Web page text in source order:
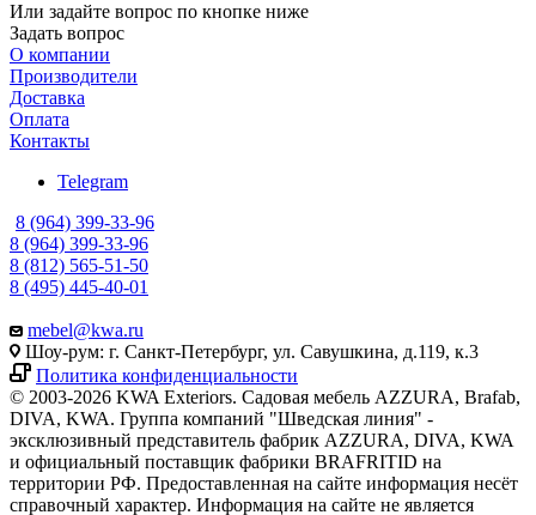
Или задайте вопрос по кнопке ниже
Задать вопрос
О компании
Производители
Доставка
Оплата
Контакты
Telegram
8 (964) 399-33-96
8 (964) 399-33-96
8 (812) 565-51-50
8 (495) 445-40-01
mebel@kwa.ru
Шоу-рум: г. Санкт-Петербург, ул. Савушкина, д.119, к.3
Политика конфиденциальности
© 2003-2026 KWA Exteriors. Садовая мебель AZZURA, Brafab,
DIVA, KWA. Группа компаний "Шведская линия" -
эксклюзивный представитель фабрик AZZURA, DIVA, KWA
и официальный поставщик фабрики BRAFRITID на
территории РФ. Предоставленная на сайте информация несёт
справочный характер. Информация на сайте не является